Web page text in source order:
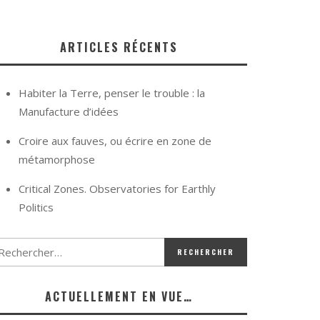
ARTICLES RÉCENTS
Habiter la Terre, penser le trouble : la
Manufacture d’idées
Croire aux fauves, ou écrire en zone de
métamorphose
Critical Zones. Observatories for Earthly
Politics
ACTUELLEMENT EN VUE…